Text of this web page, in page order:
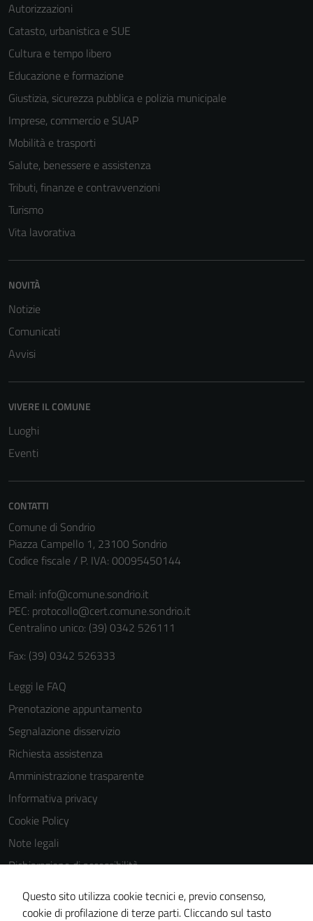
Autorizzazioni
Catasto, urbanistica e SUE
Cultura e tempo libero
Educazione e formazione
Giustizia, sicurezza pubblica e polizia municipale
Imprese, commercio e SUAP
Mobilità e trasporti
Salute, benessere e assistenza
Tributi, finanze e contravvenzioni
Turismo
Vita lavorativa
NOVITÀ
Notizie
Comunicati
Avvisi
VIVERE IL COMUNE
Luoghi
Eventi
CONTATTI
Comune di Sondrio
Piazza Campello 1, 23100 Sondrio
Codice fiscale / P. IVA: 00095450144
Email: info@comune.sondrio.it
PEC: protocollo@cert.comune.sondrio.it
Centralino unico: (39) 0342 526111
Fax: (39) 0342 526333
Leggi le FAQ
Prenotazione appuntamento
Segnalazione disservizio
Richiesta assistenza
Amministrazione trasparente
Informativa privacy
Cookie Policy
Note legali
Dichiarazione di accessibilità
Dichiarazione di accessibilità Servizi
Whistleblowing
Questo sito utilizza cookie tecnici e, previo consenso,
cookie di profilazione di terze parti. Cliccando sul tasto